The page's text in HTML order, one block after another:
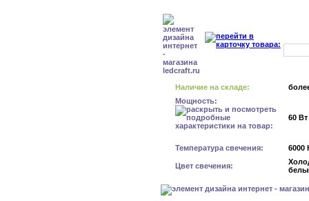
Наличие на складе:
Мощность:
60 Вт
Температура свечения: 6000
Цвет свечения: